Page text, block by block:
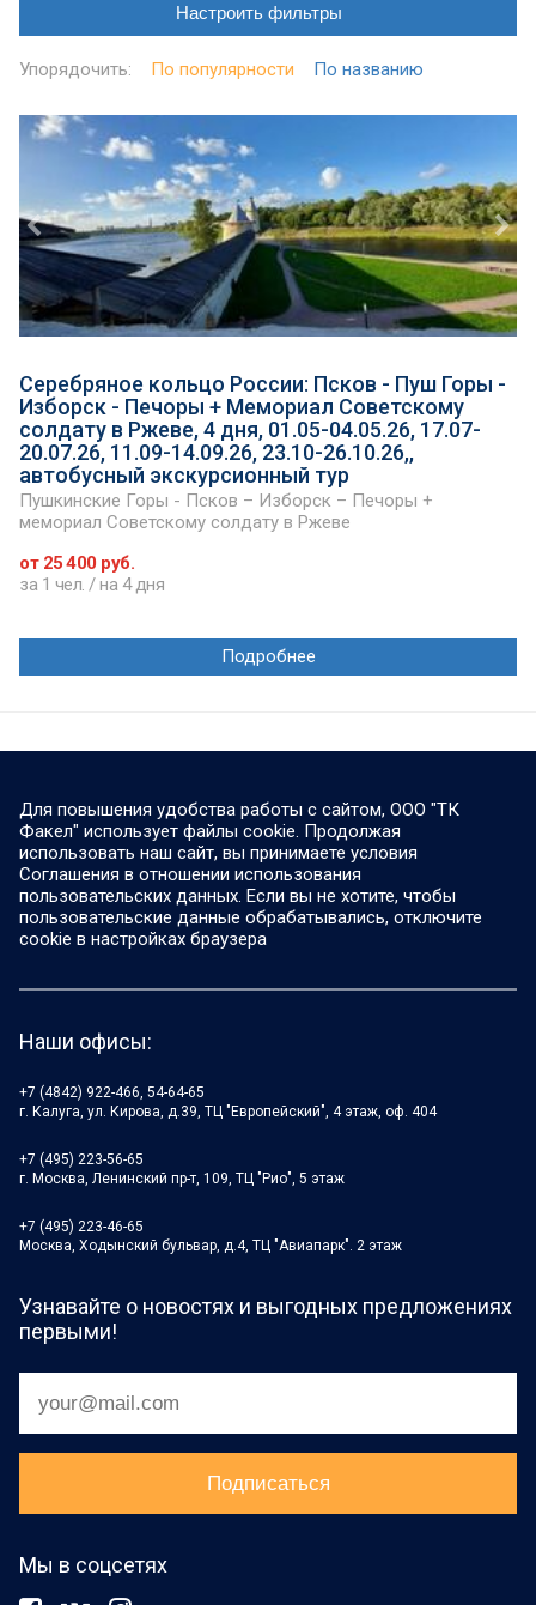
Настроить фильтры
Упорядочить: По популярности По названию
Серебряное кольцо России: Псков - Пуш Горы -
Изборск - Печоры + Мемориал Советскому
солдату в Ржеве, 4 дня, 01.05-04.05.26, 17.07-
20.07.26, 11.09-14.09.26, 23.10-26.10.26,,
автобусный экскурсионный тур
Пушкинские Горы - Псков – Изборск – Печоры +
мемориал Советскому солдату в Ржеве
от 25 400 руб.
за 1 чел. / на 4 дня
Подробнее
Для повышения удобства работы с сайтом, ООО "ТК
Факел" использует файлы cookie. Продолжая
использовать наш сайт, вы принимаете условия
Соглашения в отношении использования
пользовательских данных. Если вы не хотите, чтобы
пользовательские данные обрабатывались, отключите
cookie в настройках браузера
Наши офисы:
+7 (4842) 922-466, 54-64-65
г. Калуга, ул. Кирова, д.39, ТЦ "Европейский", 4 этаж, оф. 404
+7 (495) 223-56-65
г. Москва, Ленинский пр-т, 109, ТЦ "Рио", 5 этаж
+7 (495) 223-46-65
Москва, Ходынский бульвар, д.4, ТЦ "Авиапарк". 2 этаж
Узнавайте о новостях и выгодных предложениях
первыми!
Мы в соцсетях